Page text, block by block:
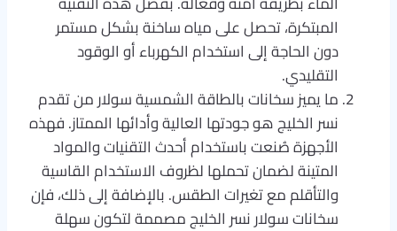
المبتكرة، تحصل على مياه ساخنة بشكل مستمر
دون الحاجة إلى استخدام الكهرباء أو الوقود
التقليدي.
ما يميز سخانات بالطاقة الشمسية سولار من تقدم
نسر الخليج هو جودتها العالية وأدائها الممتاز. فهذه
الأجهزة صُنعت باستخدام أحدث التقنيات والمواد
المتينة لضمان تحملها لظروف الاستخدام القاسية
والتأقلم مع تغيرات الطقس. بالإضافة إلى ذلك، فإن
سخانات سولار نسر الخليج مصممة لتكون سهلة